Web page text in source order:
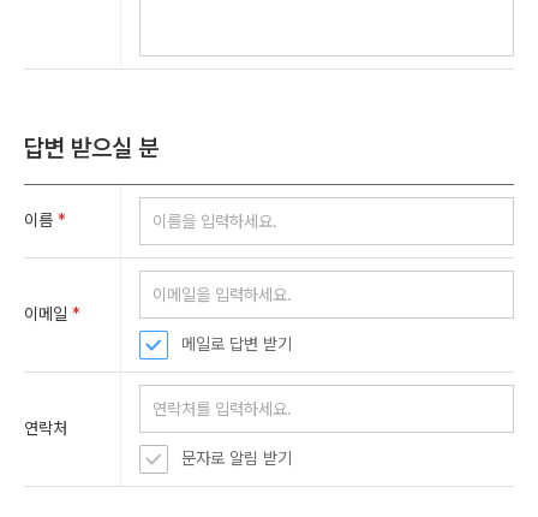
답변 받으실 분
이름 *
이메일 *
메일로 답변 받기
연락처
문자로 알림 받기